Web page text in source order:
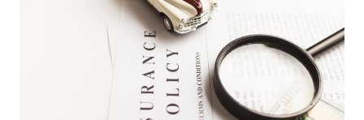
ELULÕPU
TEEKONNAL.
KRISTI
LUKSEP